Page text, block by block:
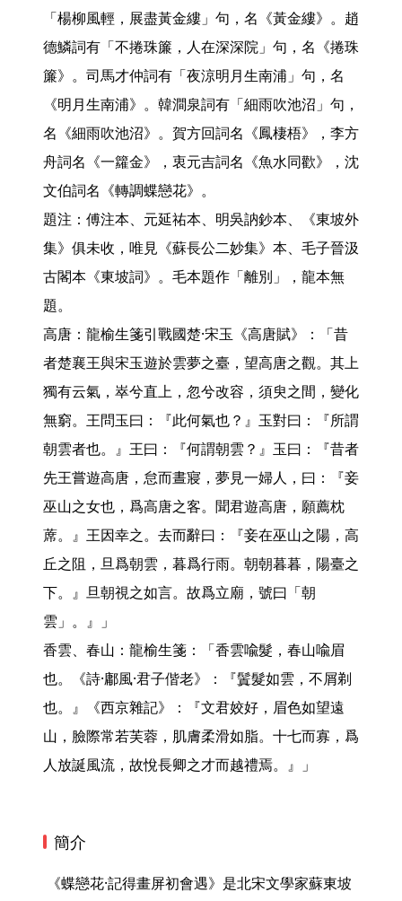
「楊柳風輕，展盡黃金縷」句，名《黃金縷》。趙
德鱗詞有「不捲珠簾，人在深深院」句，名《捲珠
簾》。司馬才仲詞有「夜涼明月生南浦」句，名
《明月生南浦》。韓澗泉詞有「細雨吹池沼」句，
名《細雨吹池沼》。賀方回詞名《鳳棲梧》，李方
舟詞名《一籮金》，衷元吉詞名《魚水同歡》，沈
文伯詞名《轉調蝶戀花》。
題注：傅注本、元延祐本、明吳訥鈔本、《東坡外
集》俱未收，唯見《蘇長公二妙集》本、毛子晉汲
古閣本《東坡詞》。毛本題作「離別」，龍本無
題。
高唐：龍榆生箋引戰國楚·宋玉《高唐賦》：「昔
者楚襄王與宋玉遊於雲夢之臺，望高唐之觀。其上
獨有云氣，崒兮直上，忽兮改容，須臾之間，變化
無窮。王問玉曰：『此何氣也？』玉對曰：『所謂
朝雲者也。』王曰：『何謂朝雲？』玉曰：『昔者
先王嘗遊高唐，怠而晝寢，夢見一婦人，曰：『妾
巫山之女也，爲高唐之客。聞君遊高唐，願薦枕
蓆。』王因幸之。去而辭曰：『妾在巫山之陽，高
丘之阻，旦爲朝雲，暮爲行雨。朝朝暮暮，陽臺之
下。』旦朝視之如言。故爲立廟，號曰「朝
雲」。』」
香雲、春山：龍榆生箋：「香雲喩髮，春山喩眉
也。《詩·鄘風·君子偕老》：『鬒髮如雲，不屑剃
也。』《西京雜記》：『文君姣好，眉色如望遠
山，臉際常若芙蓉，肌膚柔滑如脂。十七而寡，爲
人放誕風流，故悅長卿之才而越禮焉。』」
簡介